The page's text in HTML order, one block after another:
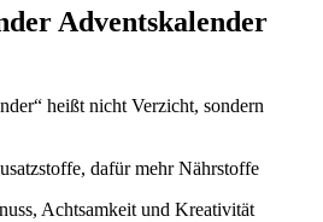
Adventskalender
heißt nicht Verzicht, sondern
dafür mehr Nährstoffe
Achtsamkeit und Kreativität